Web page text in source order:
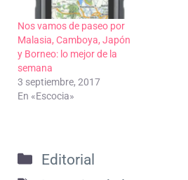
Nos vamos de paseo por
Malasia, Camboya, Japón
y Borneo: lo mejor de la
semana
3 septiembre, 2017
En «Escocia»
Categorías
Editorial